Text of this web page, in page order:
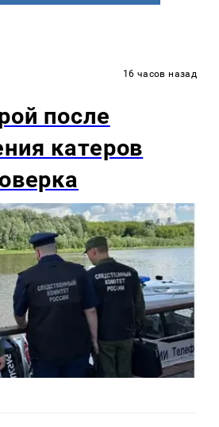
16 часов назад
после
катеров